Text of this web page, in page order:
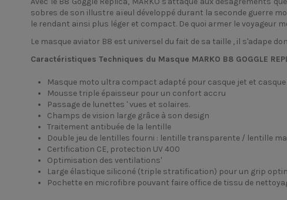
sobres de son illustre aïeul développé durant la seconde guerre
le rendant ainsi plus léger et compact. De quoi armer le voyageur
Le masque aviator B8 est universel du fait de sa taille , il s'adape
Caractéristiques Techniques du Masque MARKO B8 GOGGLE
Masque moto ultra compact adapté pour casque jet et
Mousse triple épaisseur pour un confort accru
Passage de lunettes ' vues et solaires.
Champs de vision large grâce à son design
Traitement antibuée de la lentille
Double jeu de lentilles fourni : lentille transparente / lentille
Certification CE, protection UV 400
Optimisation des ventilations'
Large élastique siliconé (triple stratification) pour un grip
Pochette en microfibre pouvant faire office de tissu de